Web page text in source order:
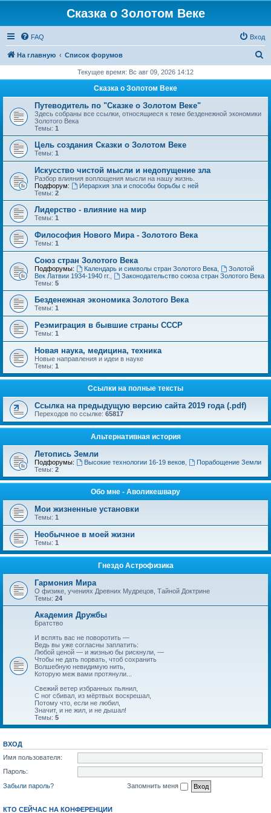
Сказка о Золотом Веке
FAQ Вход
На главную Список форумов
с
Текущее время: Вс авг 09, 2026 14:12
Сказка о Золотом Веке
Путеводитель по "Сказке о Золотом Веке"
Здесь собраны все ссылки, относящиеся к теме безденежной экономики
Золотого Века
Темы: 1
Цель создания Сказки о Золотом Веке
Темы: 1
Искусство чистой мысли и недопущение зла
Разбор влияния воплощения мысли на нашу жизнь.
Подфорум:
Иерархия зла и способы борьбы с ней
Темы: 2
Лидерство - влияние на мир
Темы: 1
Философия Нового Мира - Золотого Века
Темы: 1
Cоюз стран Золотого Века
Подфорумы: Календарь и символы стран Золотого Века,
Золотой
Век Латвии 1934-1940 гг.
Законодательство союза стран Золотого Века
Темы: 5
Безденежная экономика Золотого Века
Темы: 1
Реэмиграция в бывшие страны СССР
Темы: 1
Новая наука, медицина, техника
Новые направления и идеи в науке
Темы: 1
Ссылки на полные тексты
Ссылка на предыдущую версию сайта 2019 года (.pdf)
Переходов по ссылке: 65817
Альтернативная история
Летопись Земли
Подфорумы: Высокие технологии 16-19 веков,
Порабощение Земли
Темы: 2
Обо мне - Аволикешвару
Мои жизненные установки
Темы: 1
Необычное в моей жизни
Темы: 1
Гнездо Астрофизика
Гармония Мира
О физике, учениях Древних Мудрецов, Тайной Доктрине
Темы: 24
Академия Дружбы
Братство
И вспять вас не поворотить —
Ведь вы уже согласны заплатить:
Любой ценой — и жизнью бы рискнули, —
Чтобы не дать порвать, чтоб сохранить
Волшебную невидимую нить,
Которую меж вами протянули...
Свежий ветер избранных пьянил,
С ног сбивал, из мёртвых воскрешал,
Потому что, если не любил,
Значит, и не жил, и не дышал!
Темы: 5
ВХОД
Имя пользователя:
Пароль:
Забыли пароль?
Запомнить меня
КТО СЕЙЧАС НА КОНФЕРЕНЦИИ